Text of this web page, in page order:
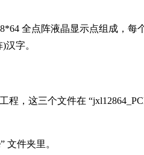
全点阵液晶显示点组成，
字。
，这三个文件在
文件夹里。